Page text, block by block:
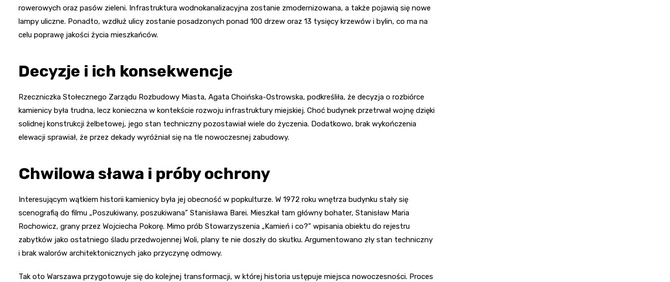
rowerowych oraz pasów zieleni. Infrastruktura wodnokanalizacyjna zostanie zmodernizowana, a także pojawią się nowe
lampy uliczne. Ponadto, wzdłuż ulicy zostanie posadzonych ponad 100 drzew oraz 13 tysięcy krzewów i bylin, co ma na
celu poprawę jakości życia mieszkańców.
Decyzje i ich konsekwencje
Rzeczniczka Stołecznego Zarządu Rozbudowy Miasta, Agata Choińska-Ostrowska, podkreśliła, że decyzja o rozbiórce
kamienicy była trudna, lecz konieczna w kontekście rozwoju infrastruktury miejskiej. Choć budynek przetrwał wojnę dzięki
solidnej konstrukcji żelbetowej, jego stan techniczny pozostawiał wiele do życzenia. Dodatkowo, brak wykończenia
elewacji sprawiał, że przez dekady wyróżniał się na tle nowoczesnej zabudowy.
Chwilowa sława i próby ochrony
Interesującym wątkiem historii kamienicy była jej obecność w popkulturze. W 1972 roku wnętrza budynku stały się
scenografią do filmu „Poszukiwany, poszukiwana” Stanisława Barei. Mieszkał tam główny bohater, Stanisław Maria
Rochowicz, grany przez Wojciecha Pokorę. Mimo prób Stowarzyszenia „Kamień i co?” wpisania obiektu do rejestru
zabytków jako ostatniego śladu przedwojennej Woli, plany te nie doszły do skutku. Argumentowano zły stan techniczny
i brak walorów architektonicznych jako przyczynę odmowy.
Tak oto Warszawa przygotowuje się do kolejnej transformacji, w której historia ustępuje miejsca nowoczesności. Proces